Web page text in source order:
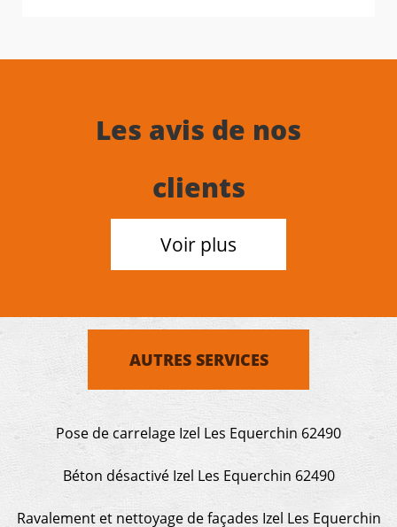
Les avis de nos
clients
Voir plus
AUTRES SERVICES
Pose de carrelage Izel Les Equerchin 62490
Béton désactivé Izel Les Equerchin 62490
Ravalement et nettoyage de façades Izel Les Equerchin